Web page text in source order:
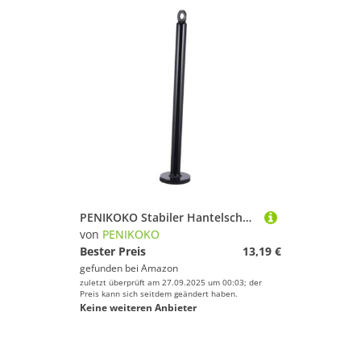
PENIKOKO Stabiler Hantelscheibenhalter aus Stahl für Langhantel und Krafttraining Robuste Gewichtsablage für Effektiven Muskelaufbau von Armen und Beinen Langlebiges Fitnesszubehör für
von PENIKOKO
Bester Preis
13,19 €
gefunden bei Amazon
zuletzt überprüft am 27.09.2025 um 00:03; der
Preis kann sich seitdem geändert haben.
Keine weiteren Anbieter